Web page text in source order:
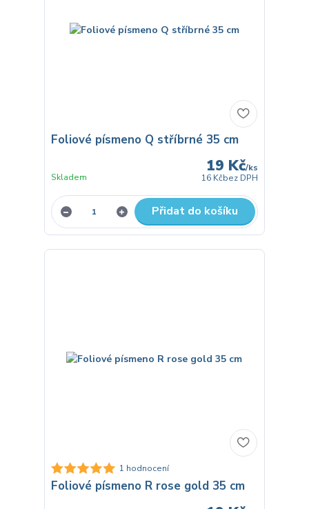
Foliové písmeno Q stříbrné 35 cm
19 Kč/ks
16 Kčbez DPH
Skladem
Přidat do košíku
1 hodnocení
Foliové písmeno R rose gold 35 cm